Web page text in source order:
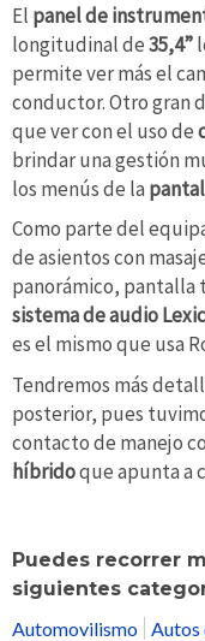
El panel de
longitudinal de35,4”
permite ver más el
conductor. Otro gran
que ver con el uso de
brindar una gestión
los menús de la
Como parte del
de asientos con
panorámico, pantalla
sistema de audio
es el mismo que usa
Tendremos más
posterior, pues
contacto de manejo
híbridoque apunta a
Puedes recorrer
siguientes
Automovilismo Autos